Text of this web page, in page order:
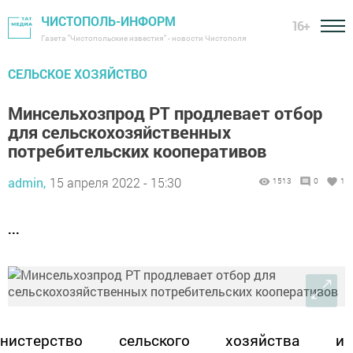
ЧИСТОПОЛЬ-ИНФОРМ
Газета "Чистопольские известия" - новости Чистополя
16+
СЕЛЬСКОЕ ХОЗЯЙСТВО
Минсельхозпрод РТ продлевает отбор
для сельскохозяйственных
потребительских кооперативов
admin, 15 апреля 2022 - 15:30 1513 0 1
...
сельского хозяйства и